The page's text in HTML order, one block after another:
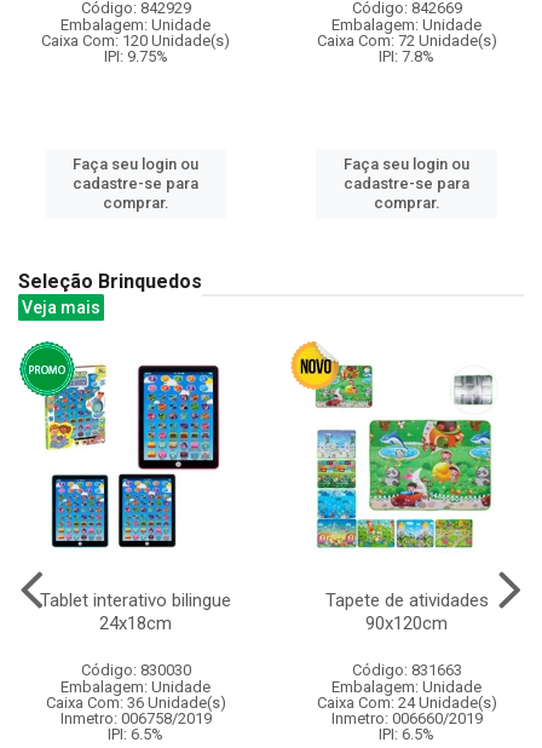
Código: 842929
Embalagem: Unidade
Caixa Com: 120 Unidade(s)
IPI: 9.75%
Faça seu login ou
cadastre-se para
comprar.
Código: 842669
Embalagem: Unidade
Caixa Com: 72 Unidade(s)
IPI: 7.8%
Faça seu login ou
cadastre-se para
comprar.
Seleção Brinquedos
Veja mais
Tablet interativo bilingue
24x18cm
Código: 830030
Embalagem: Unidade
Caixa Com: 36 Unidade(s)
Inmetro: 006758/2019
IPI: 6.5%
Tapete de atividades
90x120cm
Código: 831663
Embalagem: Unidade
Caixa Com: 24 Unidade(s)
Inmetro: 006660/2019
IPI: 6.5%